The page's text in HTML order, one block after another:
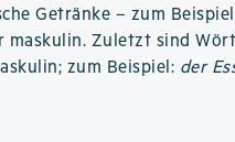
Getränke – zum Beispiel
maskulin. Zuletzt sind
zum Beispiel: der